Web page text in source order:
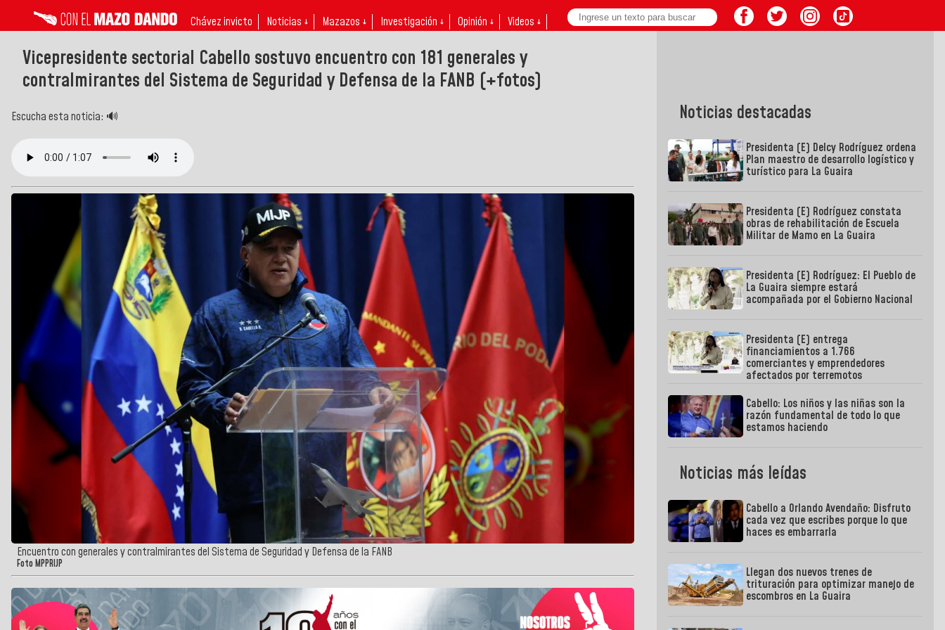
Chávez invicto Noticias ↓ Mazazos ↓ Investigación ↓ Opinión ↓ Videos ↓
Vicepresidente sectorial Cabello sostuvo encuentro con 181 generales y
contralmirantes del Sistema de Seguridad y Defensa de la FANB (+fotos)
Escucha esta noticia: 🔊
Encuentro con generales y contralmirantes del Sistema de Seguridad y Defensa de la FANB
Foto MPPRIJP
Noticias destacadas
Presidenta (E) Delcy Rodríguez ordena
Plan maestro de desarrollo logístico y
turístico para La Guaira
Presidenta (E) Rodríguez constata
obras de rehabilitación de Escuela
Militar de Mamo en La Guaira
Presidenta (E) Rodríguez: El Pueblo de
La Guaira siempre estará
acompañada por el Gobierno Nacional
Presidenta (E) entrega
financiamientos a 1.766
comerciantes y emprendedores
afectados por terremotos
Cabello: Los niños y las niñas son la
razón fundamental de todo lo que
estamos haciendo
Noticias más leídas
Cabello a Orlando Avendaño: Disfruto
cada vez que escribes porque lo que
haces es embarrarla
Llegan dos nuevos trenes de
trituración para optimizar manejo de
escombros en La Guaira